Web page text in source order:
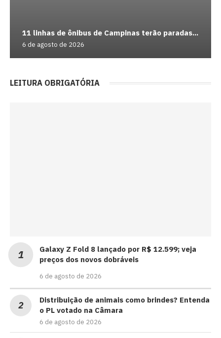
11 linhas de ônibus de Campinas terão paradas...
6 de agosto de 2026
LEITURA OBRIGATÓRIA
Galaxy Z Fold 8 lançado por R$ 12.599; veja
preços dos novos dobráveis
6 de agosto de 2026
Distribuição de animais como brindes? Entenda
o PL votado na Câmara
6 de agosto de 2026